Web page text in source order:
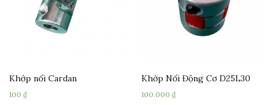
Khớp nối Cardan
100 ₫
Khớp Nối Động Cơ D25L30
100.000₫